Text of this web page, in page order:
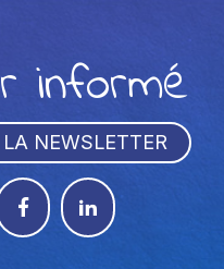
informé
NEWSLETTER
 